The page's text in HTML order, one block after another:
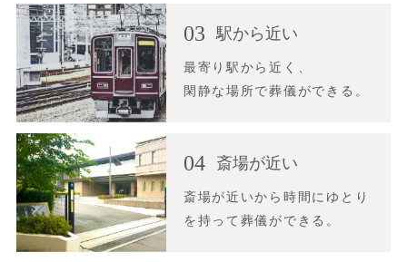
03 駅から近い
最寄り駅から近く、
閑静な場所で葬儀ができる。
04 斎場が近い
斎場が近いから時間にゆとり
を持って葬儀ができる。